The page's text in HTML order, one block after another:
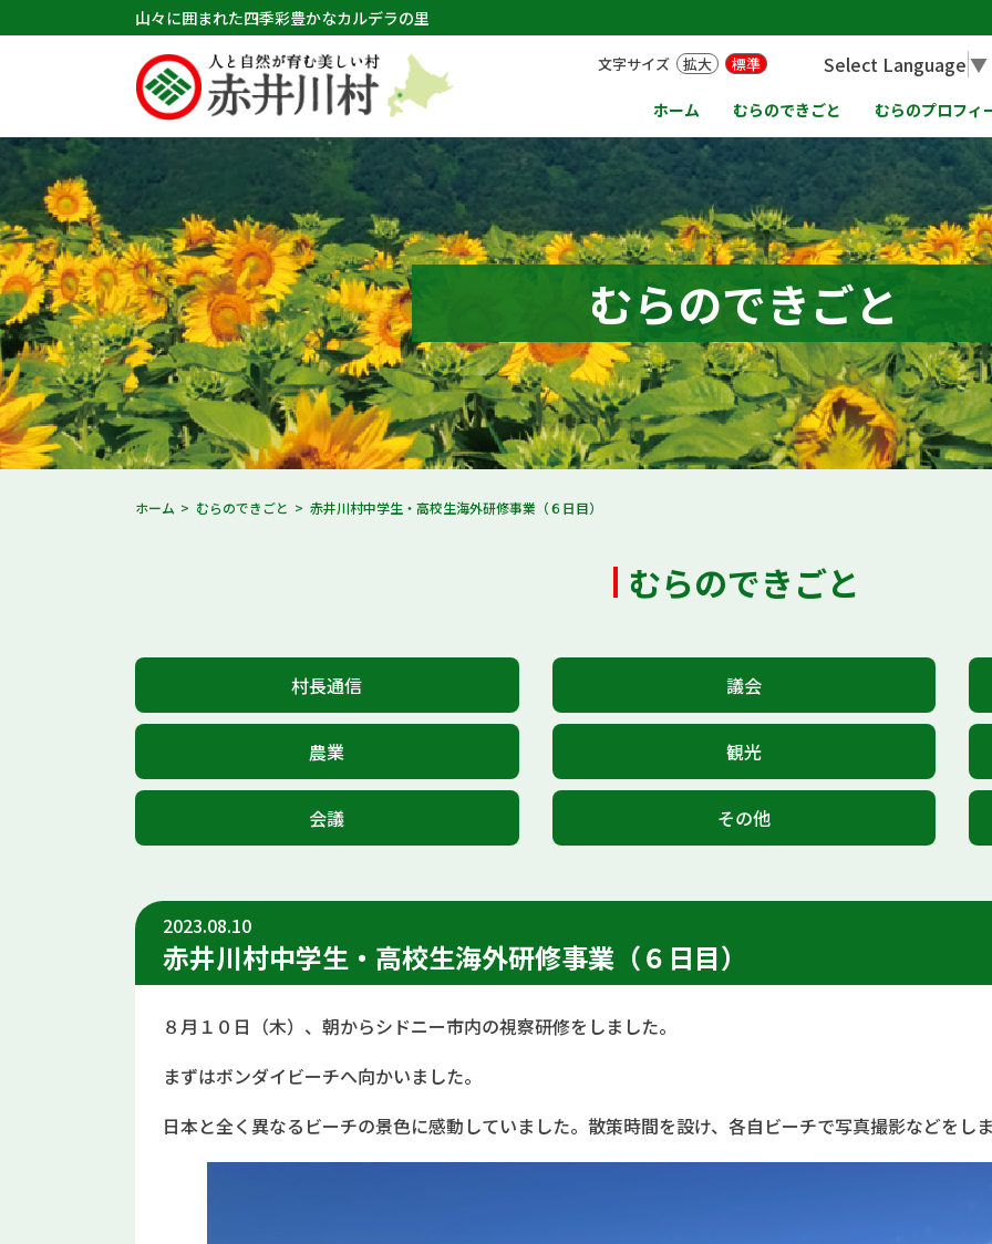
山々に囲まれた四季彩豊かなカルデラの里
ホーム むらのできごと むらのプロフィ
文字サイズ 拡大 標準 Select Language▼
むらのできごと
ホーム むらのできごと 赤井川村中学生・高校生海外研修事業（６日目）
むらのできごと
村長通信 議会
農業 観光
会議 その他
2023.08.10
赤井川村中学生・高校生海外研修事業（６日目）
８月１０日（木）、朝からシドニー市内の視察研修をしました。
まずはボンダイビーチへ向かいました。
日本と全く異なるビーチの景色に感動していました。散策時間を設け、各自ビーチで写真撮影などをし